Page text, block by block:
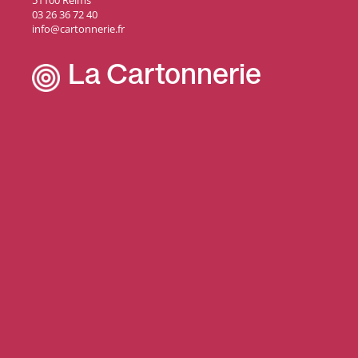
03 26 36 72 40
info@cartonnerie.fr
La Cartonnerie